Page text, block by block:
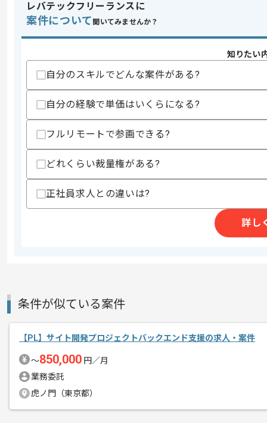
求めるスキル
・TypeScriptの経験
スキルに不安がある方へ
精算・お支払い
精算条件
精算基準時間
140時間〜180時間
支払いサイト
メント
レバテックでの実績がある企業の案件で
レバテックフリーランスに
案件について 聞いてみませんか？
知りたい
自分のスキルでどんな案件がある?
自分の経験で単価はいくらになる?
フルリモートで参画できる?
どれくらい裁量権がある?
正社員求人との違いは?
詳し
条件が似ている案件
【PL】サイト開発プロジェクトバックエンド支援の求人・案件
〜850,000 円／月
業務委託
虎ノ門（東京都）